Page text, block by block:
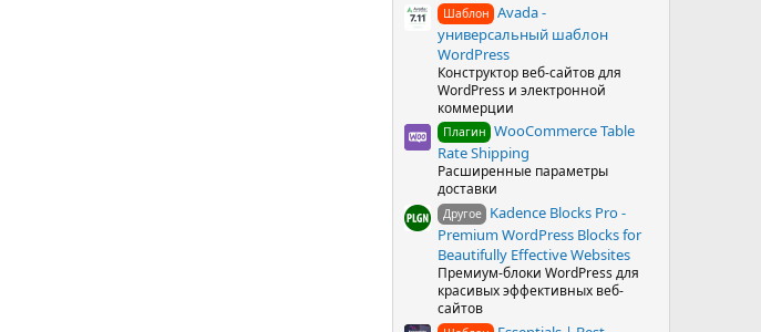
Шаблон Avada -
универсальный шаблон
WordPress
Конструктор веб-сайтов для
WordPress и электронной
коммерции
Плагин WooCommerce Table
Rate Shipping
Расширенные параметры
доставки
Другое Kadence Blocks Pro -
Premium WordPress Blocks for
Beautifully Effective Websites
Премиум-блоки WordPress для
красивых эффективных веб-
сайтов